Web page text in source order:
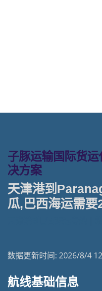
子豚运输国际货
决方案
天津港到
瓜,巴西海运需要
数据更新时间: 2026/8/4
航线基础信息